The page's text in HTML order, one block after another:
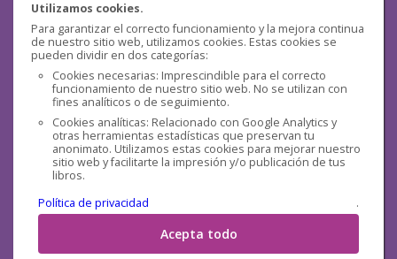
Utilizamos cookies.
Para garantizar el correcto funcionamiento y la mejora continua
de nuestro sitio web, utilizamos cookies. Estas cookies se
pueden dividir en dos categorías:
Cookies necesarias: Imprescindible para el correcto
funcionamiento de nuestro sitio web. No se utilizan con
fines analíticos o de seguimiento.
Cookies analíticas: Relacionado con Google Analytics y
otras herramientas estadísticas que preservan tu
anonimato. Utilizamos estas cookies para mejorar nuestro
sitio web y facilitarte la impresión y/o publicación de tus
libros.
Política de privacidad
.
Acepta todo
Seguridad
Redes sociales